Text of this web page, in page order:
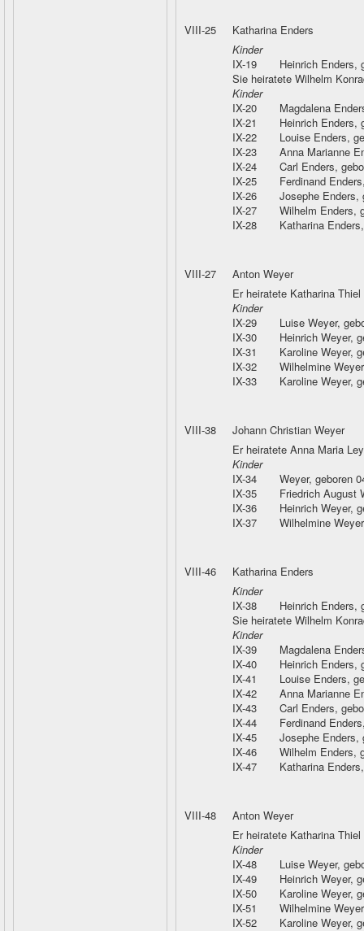
VIII-25
Katharina Enders
Kinder
IX-19
Heinrich Enders,
Sie heiratete Wilhelm
Kinder
IX-20
Magdalena
IX-21
Heinrich Enders,
IX-22
Louise Enders,
IX-23
Anna Marianne
IX-24
Carl Enders,
IX-25
Ferdinand Enders
IX-26
Josephe Enders,
IX-27
Wilhelm Enders,
IX-28
Katharina Enders
VIII-27
Anton Weyer
Er heiratete Katharina Thiel
Kinder
IX-29
Luise Weyer,
IX-30
Heinrich Weyer,
IX-31
Karoline Weyer,
IX-32
Wilhelmine Weyer
IX-33
Karoline Weyer,
VIII-38
Johann Christian Weyer
Er heiratete Anna Maria
Kinder
IX-34
Weyer, geboren
IX-35
Friedrich August
IX-36
Heinrich Weyer,
IX-37
Wilhelmine Weyer
VIII-46
Katharina Enders
Kinder
IX-38
Heinrich Enders,
Sie heiratete Wilhelm
Kinder
IX-39
Magdalena
IX-40
Heinrich Enders,
IX-41
Louise Enders,
IX-42
Anna Marianne
IX-43
Carl Enders,
IX-44
Ferdinand Enders
IX-45
Josephe Enders,
IX-46
Wilhelm Enders,
IX-47
Katharina Enders
VIII-48
Anton Weyer
Er heiratete Katharina Thiel
Kinder
IX-48
Luise Weyer,
IX-49
Heinrich Weyer,
IX-50
Karoline Weyer,
IX-51
Wilhelmine Weyer
IX-52
Karoline Weyer,